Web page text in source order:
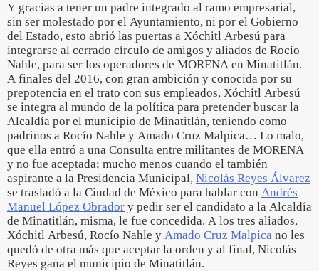
Y gracias a tener un padre integrado al ramo empresarial,
sin ser molestado por el Ayuntamiento, ni por el Gobierno
del Estado, esto abrió las puertas a Xóchitl Arbesú para
integrarse al cerrado círculo de amigos y aliados de Rocío
Nahle, para ser los operadores de MORENA en Minatitlán.
A finales del 2016, con gran ambición y conocida por su
prepotencia en el trato con sus empleados, Xóchitl Arbesú
se integra al mundo de la política para pretender buscar la
Alcaldía por el municipio de Minatitlán, teniendo como
padrinos a Rocío Nahle y Amado Cruz Malpica… Lo malo,
que ella entró a una Consulta entre militantes de MORENA
y no fue aceptada; mucho menos cuando el también
aspirante a la Presidencia Municipal, Nicolás Reyes Álvarez
se trasladó a la Ciudad de México para hablar con Andrés
Manuel López Obrador y pedir ser el candidato a la Alcaldía
de Minatitlán, misma, le fue concedida. A los tres aliados,
Xóchitl Arbesú, Rocío Nahle y Amado Cruz Malpica no les
quedó de otra más que aceptar la orden y al final, Nicolás
Reyes gana el municipio de Minatitlán.